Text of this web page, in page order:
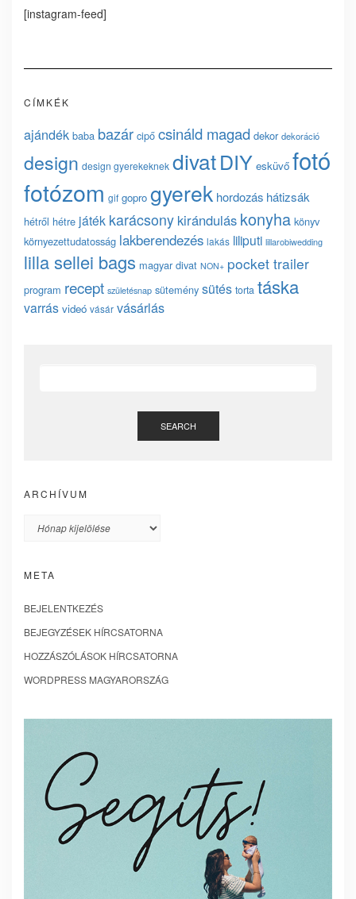
[instagram-feed]
CÍMKÉK
ajándék baba bazár cipő csináld magad dekor dekoráció
design design gyerekeknek divatDIY esküvő fotó
fotózom gif gopro gyerek hordozás hátizsák
hétről hétre játék karácsony kirándulás konyha könyv
környezettudatosság lakberendezés lakás liliputi lillarobiwedding
lilla sellei bags magyar divat NON+ pocket trailer
program recept születésnap sütemény sütés torta táska
varrás videó vásár vásárlás
SEARCH
ARCHÍVUM
Archívum
META
BEJELENTKEZÉS
BEJEGYZÉSEK HÍRCSATORNA
HOZZÁSZÓLÁSOK HÍRCSATORNA
WORDPRESS MAGYARORSZÁG